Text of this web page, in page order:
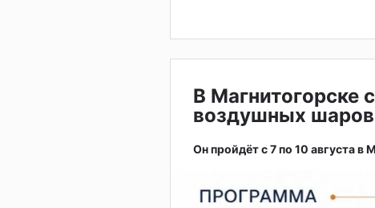
В Магнитогорске
воздушных шаров
Он пройдёт с 7 по 10 августа в